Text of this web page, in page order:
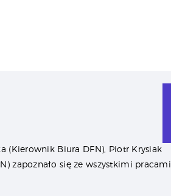
(Kierownik Biura DFN), Piotr Krysiak
zapoznało się ze wszystkimi pracami